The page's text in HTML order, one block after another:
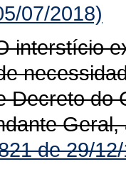
07/2018)
interstício
Decreto do
de 29/